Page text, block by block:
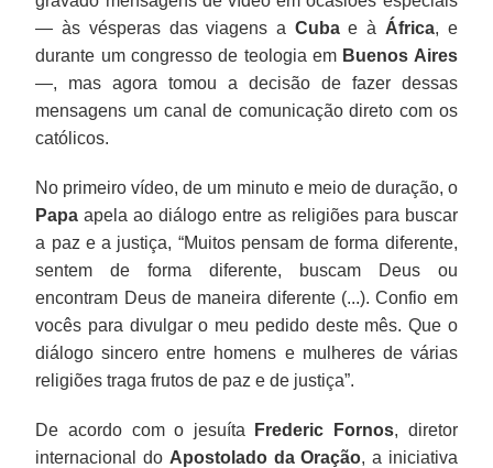
— às vésperas das viagens a Cubae à África, e
durante um congresso de teologia em Buenos Aires
—, mas agora tomou a decisão de fazer dessas
mensagens um canal de comunicação direto com os
católicos.
No primeiro vídeo, de um minuto e meio de duração, o
Papa apela ao diálogo entre as religiões para buscar
a paz e a justiça, “Muitos pensam de forma diferente,
sentem de forma diferente, buscam Deus ou
encontram Deus de maneira diferente (...). Confio em
vocês para divulgar o meu pedido deste mês. Que o
diálogo sincero entre homens e mulheres de várias
religiões traga frutos de paz e de justiça”.
De acordo com o jesuíta Frederic Fornos, diretor
internacional do Apostolado da Oração, a iniciativa